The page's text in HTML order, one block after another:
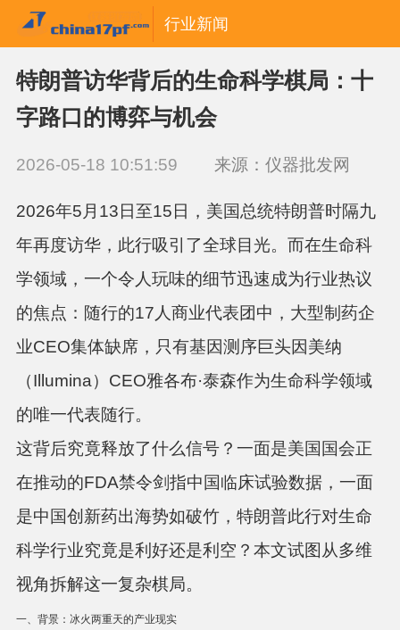
行业新闻
特朗普访华背后的生命科学棋局：十
字路口的博弈与机会
2026-05-18 10:51:59 来源：仪器批发网
2026年5月13日至15日，美国总统特朗普时隔九
年再度访华，此行吸引了全球目光。而在生命科
学领域，一个令人玩味的细节迅速成为行业热议
的焦点：随行的17人商业代表团中，大型制药企
业CEO集体缺席，只有基因测序巨头因美纳
（Illumina）CEO雅各布·泰森作为生命科学领域
的唯一代表随行。
这背后究竟释放了什么信号？一面是美国国会正
在推动的FDA禁令剑指中国临床试验数据，一面
是中国创新药出海势如破竹，特朗普此行对生命
科学行业究竟是利好还是利空？本文试图从多维
视角拆解这一复杂棋局。
一、背景：冰火两重天的产业现实